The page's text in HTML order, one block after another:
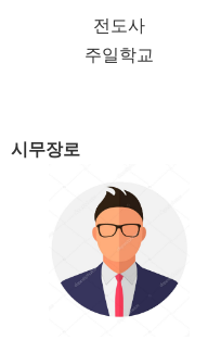
전도사
주일학교
시무장로